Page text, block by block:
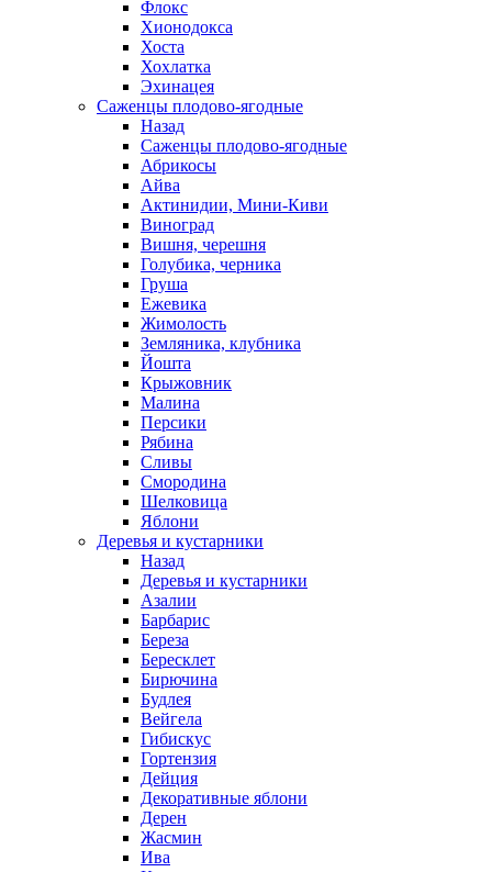
Флокс
Хионодокса
Хоста
Хохлатка
Эхинацея
Саженцы плодово-ягодные
Назад
Саженцы плодово-ягодные
Абрикосы
Айва
Актинидии, Мини-Киви
Виноград
Вишня, черешня
Голубика, черника
Груша
Ежевика
Жимолость
Земляника, клубника
Йошта
Крыжовник
Малина
Персики
Рябина
Сливы
Смородина
Шелковица
Яблони
Деревья и кустарники
Назад
Деревья и кустарники
Азалии
Барбарис
Береза
Бересклет
Бирючина
Будлея
Вейгела
Гибискус
Гортензия
Дейция
Декоративные яблони
Дерен
Жасмин
Ива